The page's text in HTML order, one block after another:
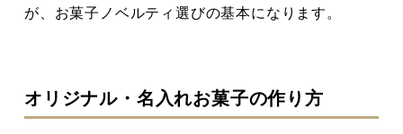
が、お菓子ノベルティ選びの基本になります。
オリジナル・名入れお菓子の作り方